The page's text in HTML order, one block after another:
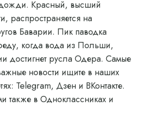
Красный, высший
распространяется на
Баварии. Пик паводка
когда вода из Польши,
достигнет русла Одера. Самые
новости ищите в наших
Telegram, Дзен и ВКонтакте.
также в Одноклассниках и